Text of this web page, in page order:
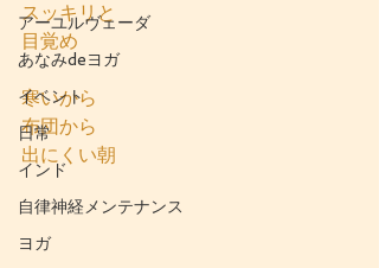
アーユルヴェーダ
あなみdeヨガ
イベント
日常
インド
自律神経メンテナンス
ヨガ
スッキリと
目覚め
寒いから
布団から
出にくい朝